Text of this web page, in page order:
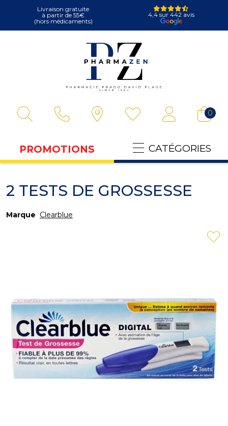
Livraison gratuite
à partir de 55€
(hors médicaments)
4,4 sur 442 avis
0
PROMOTIONS CATÉGORIES
2 TESTS DE GROSSESSE
Marque Clearblue